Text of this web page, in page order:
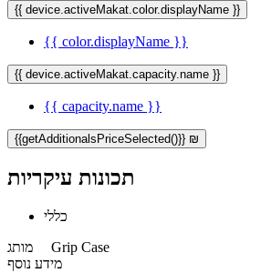
{{ device.activeMakat.color.displayName }}
{{ color.displayName }}
{{ device.activeMakat.capacity.name }}
{{ capacity.name }}
{{getAdditionalsPriceSelected()}} ₪
תכונות עיקריות
כללי
מותג Grip Case
מידע נוסף